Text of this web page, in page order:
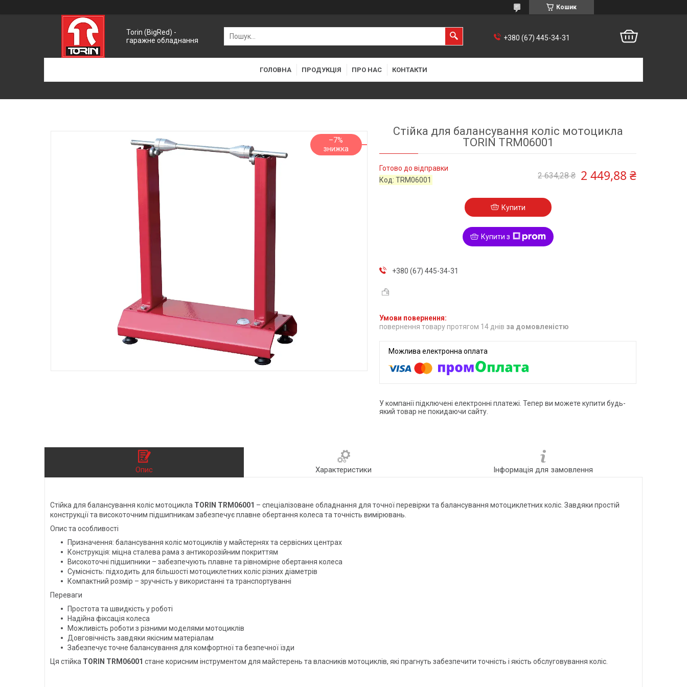
Кошик
Torin (BigRed) -
гаражне обладнання
+380 (67) 445-34-31
ГОЛОВНА ПРОДУКЦІЯ ПРО НАС КОНТАКТИ
–7%
Стійка для балансування коліс мотоцикла
TORIN TRM06001
Готово до відправки
Код:TRM06001 2 634,28 ₴ 2 449,88 ₴
Купити
Купити з
+380 (67) 445-34-31
повернення товару протягом 14 днів за домовленістю
У компанії підключені електронні платежі. Тепер ви можете купити будь-
який товар не покидаючи сайту.
Опис Характеристики Інформація для замовлення
Стійка для балансування коліс мотоцикла TORIN TRM06001 – спеціалізоване обладнання для точної перевірки та балансування мотоциклетних коліс. Завдяки простій
конструкції та високоточним підшипникам забезпечує плавне обертання колеса та точність вимірювань.
Опис та особливості
Призначення: балансування коліс мотоциклів у майстернях та сервісних центрах
Конструкція: міцна сталева рама з антикорозійним покриттям
Високоточні підшипники – забезпечують плавне та рівномірне обертання колеса
Сумісність: підходить для більшості мотоциклетних коліс різних діаметрів
Компактний розмір – зручність у використанні та транспортуванні
Переваги
Простота та швидкість у роботі
Надійна фіксація колеса
Можливість роботи з різними моделями мотоциклів
Довговічність завдяки якісним матеріалам
Забезпечує точне балансування для комфортної та безпечної їзди
Ця стійка TORIN TRM06001 стане корисним інструментом для майстерень та власників мотоциклів, які прагнуть забезпечити точність і якість обслуговування коліс.